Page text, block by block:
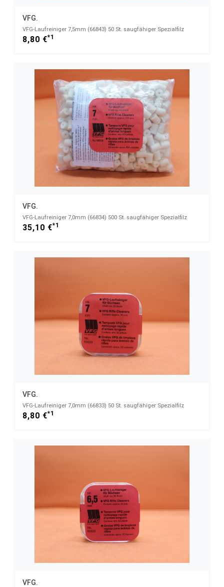
VFG.
VFG-Laufreiniger 7,5mm (66843) 50 St. saugfähiger Spezialfilz
8,80 €*1
VFG.
VFG-Laufreiniger 7,0mm (66834) 500 St. saugfähiger Spezialfilz
35,10 €*1
VFG.
VFG-Laufreiniger 7,0mm (66833) 50 St. saugfähiger Spezialfilz
8,80 €*1
VFG.